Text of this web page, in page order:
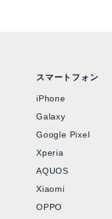
スマートフォン
iPhone
Galaxy
Google Pixel
Xperia
AQUOS
Xiaomi
OPPO